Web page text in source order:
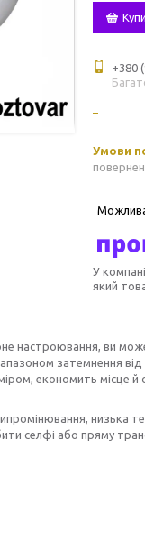
+380
У
який
настроювання, ви
затемнення
економить місце
низька
селфі або пряму